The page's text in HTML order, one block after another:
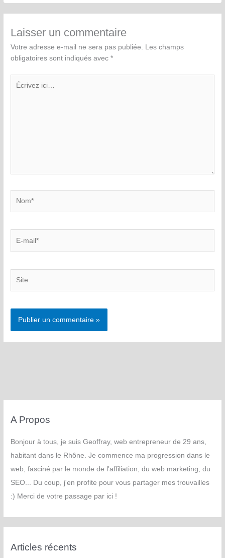
entreprises ?
opportunités pour
professionnels
Laisser un commentaire
Votre adresse e-mail ne sera pas publiée. Les champs
obligatoires sont indiqués avec*
mail*
A Propos
Bonjour à tous, je suis Geoffray, web entrepreneur de 29 ans,
habitant dans le Rhône. Je commence ma progression dans le
web, fasciné par le monde de l'affiliation, du web marketing, du
SEO... Du coup, j'en profite pour vous partager mes trouvailles
:) Merci de votre passage par ici !
Articles récents